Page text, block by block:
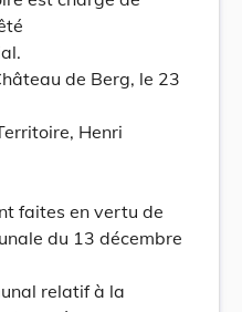
de Berg, le 23
Henri
faites en vertu de
du 13 décembre
relatif à la